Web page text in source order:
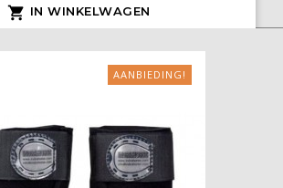
 IN WINKELWAGEN
AANBIEDING!